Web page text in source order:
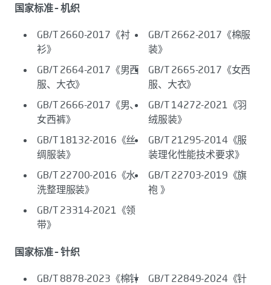
国家标准 – 机织
GB/T 2660-2017《衬
衫》
GB/T 2662-2017《棉服
装》
GB/T 2664-2017《男西
服、大衣》
GB/T 2665-2017《女西
服、大衣》
GB/T 2666-2017《男、
女西裤》
GB/T 14272-2021《羽
绒服装》
GB/T 18132-2016《丝
绸服装》
GB/T 21295-2014《服
装理化性能技术要求》
GB/T 22700-2016《水
洗整理服装》
GB/T 22703-2019《旗
袍 》
GB/T 23314-2021《领
带》
国家标准 – 针织
GB/T 8878-2023《棉针
GB/T 22849-2024《针